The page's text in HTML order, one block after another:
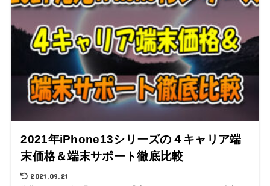
2021年iPhone13シリーズの４キャリア端
末価格＆端末サポート徹底比較
2021.09.21